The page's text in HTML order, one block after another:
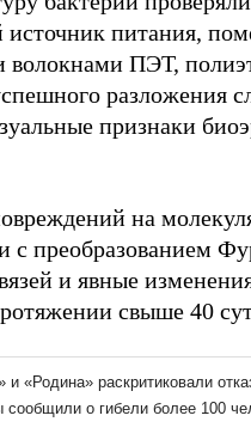
источник питания,
ПЭТ,
разложения
признаки
на
с преобразованием
и явные
свыше 40